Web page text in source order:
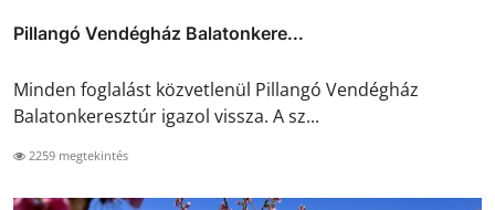
Pillangó Vendégház Balatonkere...
Minden foglalást közvetlenül Pillangó Vendégház
Balatonkeresztúr igazol vissza. A sz...
2259 megtekintés